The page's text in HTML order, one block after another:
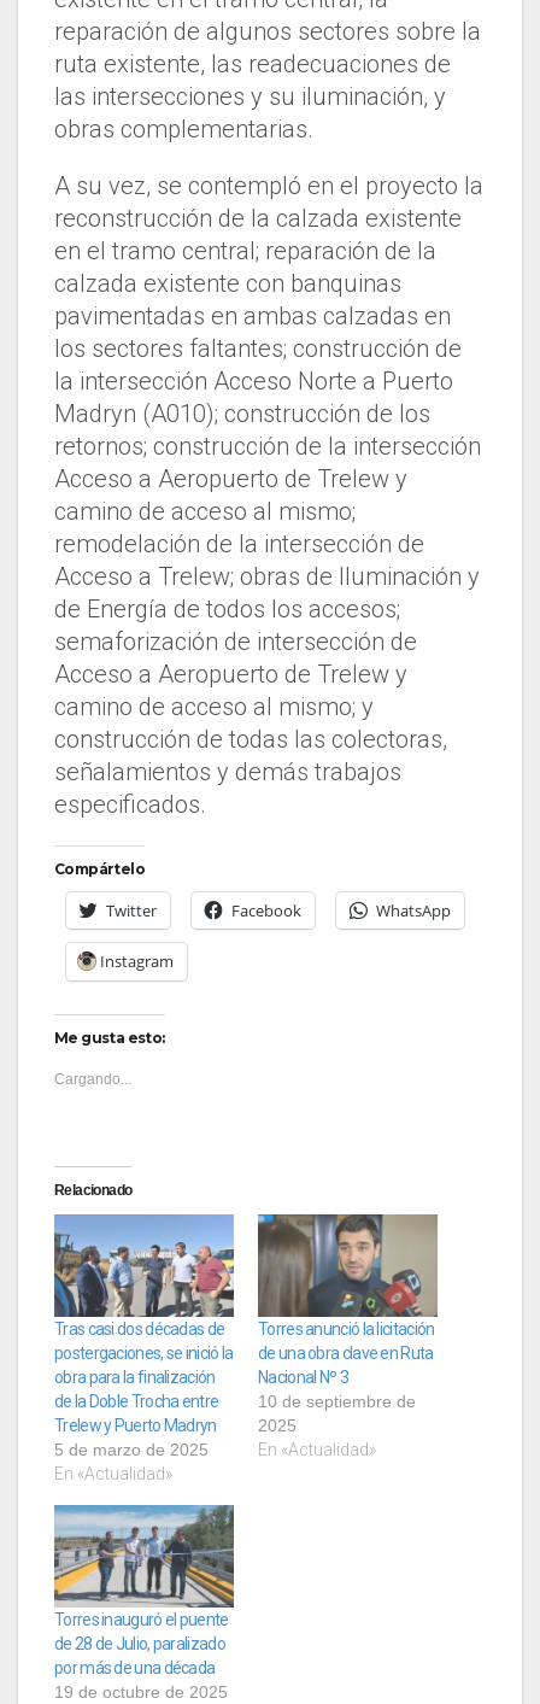
reparación de algunos sectores sobre la
ruta existente, las readecuaciones de
las intersecciones y su iluminación, y
obras complementarias.
A su vez, se contempló en el proyecto la
reconstrucción de la calzada existente
en el tramo central; reparación de la
calzada existente con banquinas
pavimentadas en ambas calzadas en
los sectores faltantes; construcción de
la intersección Acceso Norte a Puerto
Madryn (A010); construcción de los
retornos; construcción de la intersección
Acceso a Aeropuerto de Trelew y
camino de acceso al mismo;
remodelación de la intersección de
Acceso a Trelew; obras de Iluminación y
de Energía de todos los accesos;
semaforización de intersección de
Acceso a Aeropuerto de Trelew y
camino de acceso al mismo; y
construcción de todas las colectoras,
señalamientos y demás trabajos
especificados.
Compártelo
Twitter Facebook WhatsApp
Instagram
Me gusta esto:
Cargando...
Relacionado
Tras casi dos décadas de
postergaciones, se inició la
obra para la finalización
de la Doble Trocha entre
Trelew y Puerto Madryn
5 de marzo de 2025
En «Actualidad»
Torres anunció la licitación
de una obra clave en Ruta
Nacional Nº 3
10 de septiembre de
2025
En «Actualidad»
Torres inauguró el puente
de 28 de Julio, paralizado
por más de una década
19 de octubre de 2025